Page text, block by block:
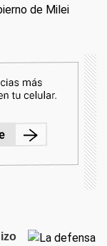
de Milei